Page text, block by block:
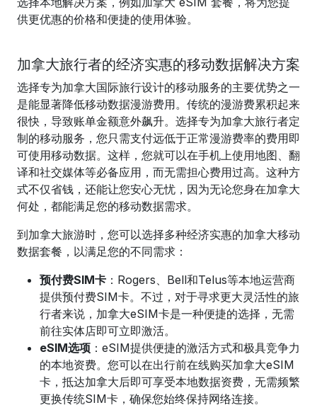
供更优惠的价格和便捷的使用体验。
加拿大旅行者的经济实惠的移动数据解决方案
选择专为加拿大国际旅行设计的移动服务的主要优势之一
是能显著降低移动数据漫游费用。传统的漫游费累积起来
很快，导致账单金额意外飙升。选择专为加拿大旅行者定
制的移动服务，您只需支付远低于正常漫游费率的费用即
可使用移动数据。这样，您就可以在手机上使用地图、翻
译和社交媒体等必备应用，而无需担心费用过高。这种方
式不仅省钱，还能让您安心无忧，因为无论您身在加拿大
何处，都能满足您的移动数据需求。
到加拿大旅游时，您可以选择多种经济实惠的加拿大移动
数据套餐，以满足您的不同需求：
预付费SIM卡 ：Rogers、Bell和Telus等本地运营商
提供预付费SIM卡。不过，对于寻求更大灵活性的旅
行者来说，加拿大eSIM卡是一种便捷的选择，无需
前往实体店即可立即激活。
eSIM选项 ：eSIM提供便捷的激活方式和极具竞争力
的本地资费。您可以在出行前在线购买加拿大eSIM
卡，抵达加拿大后即可享受本地数据资费，无需频繁
更换传统SIM卡，确保您始终保持网络连接。